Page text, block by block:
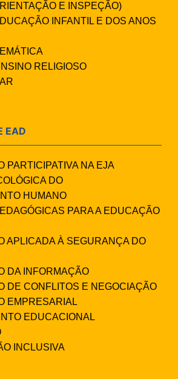
E INSPEÇÃO)
INFANTIL E DOS ANOS
RELIGIOSO
EAD
PARTICIPATIVA NA EJA
DO
HUMANO
PARA A EDUCAÇÃO
APLICADA À SEGURANÇA DO
DA INFORMAÇÃO
DE CONFLITOS E NEGOCIAÇÃO
EMPRESARIAL
EDUCACIONAL
INCLUSIVA